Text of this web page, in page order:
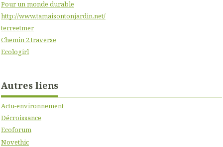
Pour un monde durable
http://www.tamaisontonjardin.net/
terreetmer
Chemin 2 traverse
Ecologirl
Autres liens
Actu-environnement
Décroissance
Ecoforum
Novethic